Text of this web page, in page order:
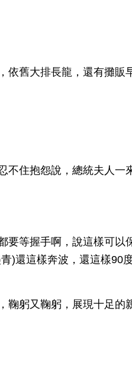
依舊大排長龍，還有攤販
不住抱怨說，總統夫人一
要等握手啊，說這樣可以
)還這樣奔波，還這樣90
鞠躬又鞠躬，展現十足的